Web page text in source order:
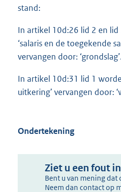
stand:
In artikel 10d:26 lid 2 en
‘salaris en de toegekende
vervangen door:
In artikel 10d:31 lid 1
uitkering’ vervangen door:
Ondertekening
Ziet u een fout
Bent u van mening dat
Neem dan contact op